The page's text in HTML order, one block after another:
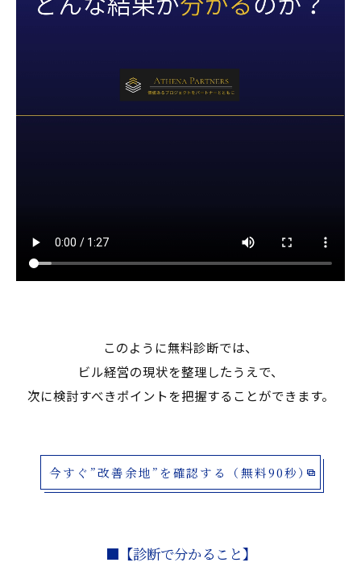
このように無料診断では、
ビル経営の現状を整理したうえで、
次に検討すべきポイントを把握することができます。
今すぐ”改善余地”を確認する（無料90秒）
■【診断で分かること】